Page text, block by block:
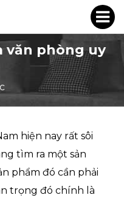
văn phòng uy
hiện nay rất sôi
tìm ra một sản
phẩm đó cần phải
trọng đó chính là